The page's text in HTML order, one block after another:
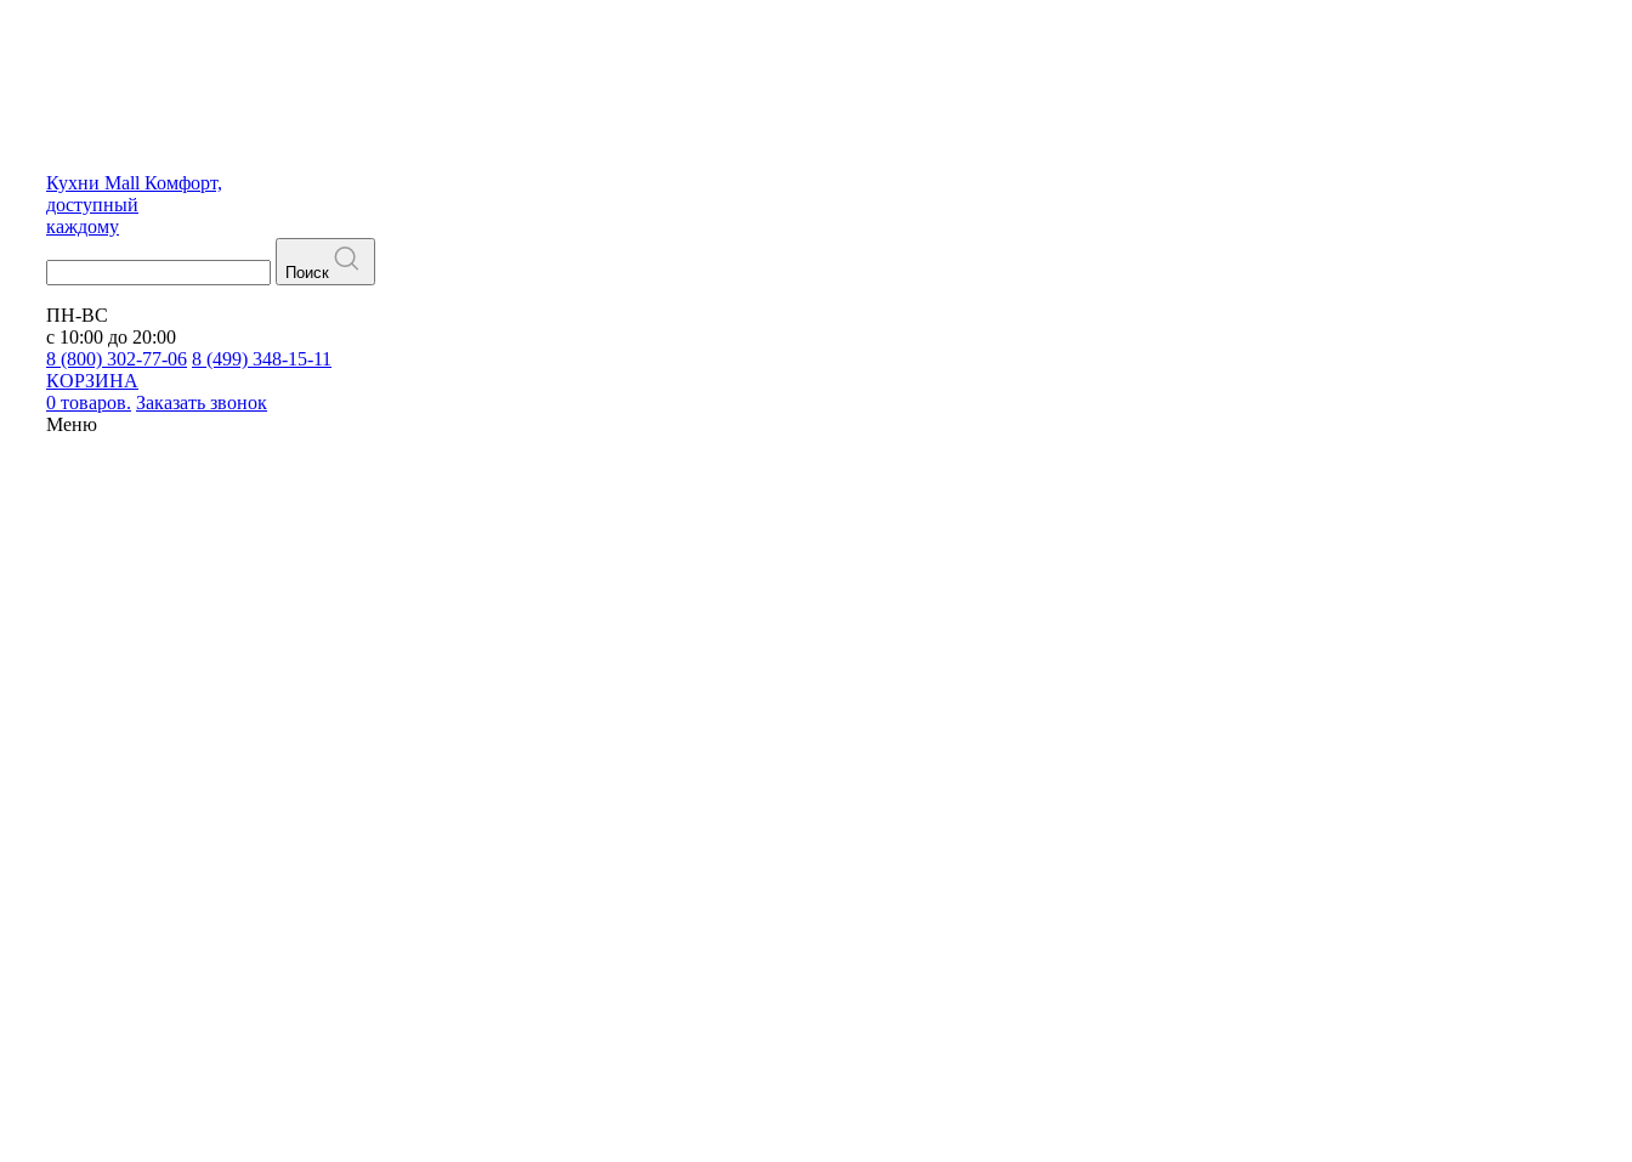
Кухни Mall Комфорт,
доступный
каждому
Поиск
ПН-ВС
с 10:00 до 20:00
8 (800) 302-77-06 8 (499) 348-15-11
КОРЗИНА
0 товаров. Заказать звонок
Меню